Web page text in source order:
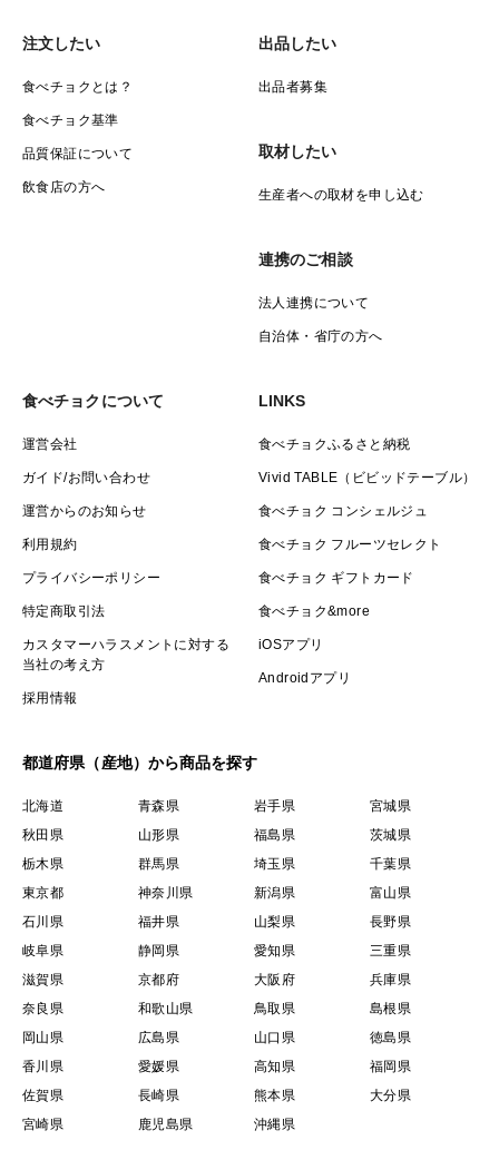
注文したい
食べチョクとは？
食べチョク基準
品質保証について
飲食店の方へ
出品したい
出品者募集
取材したい
生産者への取材を申し込む
連携のご相談
法人連携について
自治体・省庁の方へ
食べチョクについて
運営会社
ガイド/お問い合わせ
運営からのお知らせ
利用規約
プライバシーポリシー
特定商取引法
カスタマーハラスメントに対する
当社の考え方
採用情報
LINKS
食べチョクふるさと納税
Vivid TABLE（ビビッドテーブル）
食べチョク コンシェルジュ
食べチョク フルーツセレクト
食べチョク ギフトカード
食べチョク&more
iOSアプリ
Androidアプリ
都道府県（産地）から商品を探す
北海道 青森県 岩手県
宮城県
秋田県
山形県 福島県
茨城県
栃木県
群馬県 埼玉県
千葉県
東京都
神奈川県 新潟県
富山県
石川県
福井県 山梨県
長野県
岐阜県
静岡県 愛知県
三重県
滋賀県
京都府 大阪府
兵庫県
奈良県
和歌山県 鳥取県
島根県
岡山県
広島県 山口県
徳島県
香川県
愛媛県 高知県
福岡県
佐賀県
長崎県 熊本県
大分県
宮崎県
鹿児島県 沖縄県